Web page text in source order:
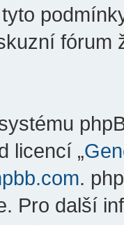
fórum
licencí „
.
Pro další